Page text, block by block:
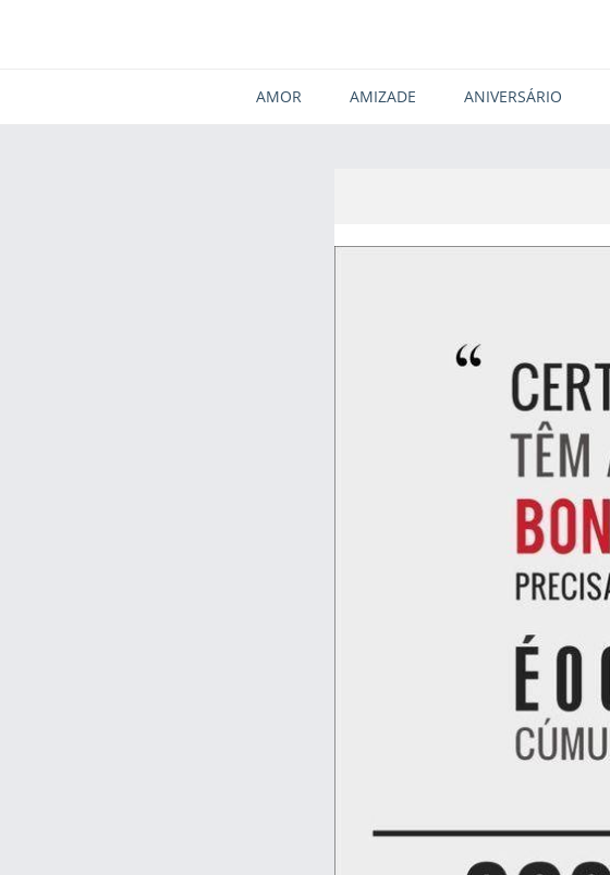
AMOR AMIZADE ANIVERSÁRIO